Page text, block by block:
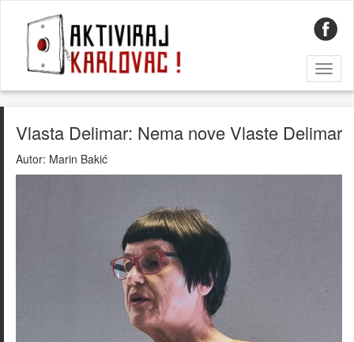
Vlasta Delimar: Nema nove Vlaste Delimar
Autor: Marin Bakić